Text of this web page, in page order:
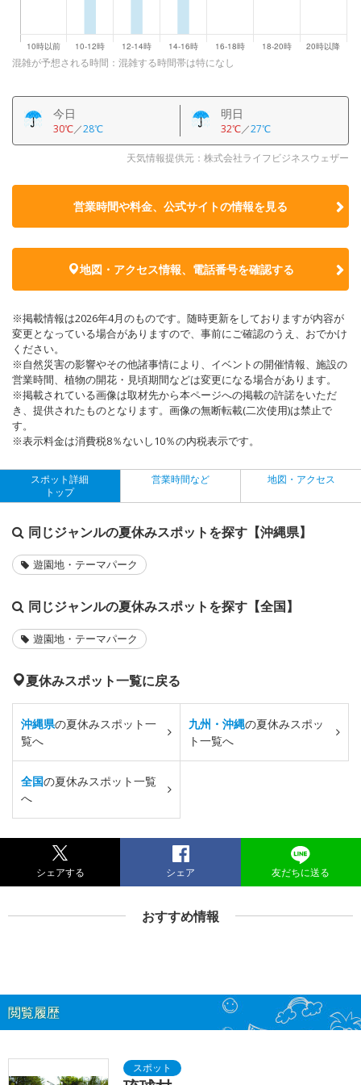
混雑が予想される時間：混雑する時間帯は特になし
今日
30℃／28℃
明日
32℃／27℃
天気情報提供元：株式会社ライフビジネスウェザー
営業時間や料金、公式サイトの情報を見る
地図・アクセス情報、電話番号を確認する
※掲載情報は2026年4月のものです。随時更新をしておりますが内容が
変更となっている場合がありますので、事前にご確認のうえ、おでかけ
ください。
※自然災害の影響やその他諸事情により、イベントの開催情報、施設の
営業時間、植物の開花・見頃期間などは変更になる場合があります。
※掲載されている画像は取材先から本ページへの掲載の許諾をいただ
き、提供されたものとなります。画像の無断転載(二次使用)は禁止で
す。
※表示料金は消費税8％ないし10％の内税表示です。
スポット詳細
トップ
営業時間など 地図・アクセス
同じジャンルの夏休みスポットを探す【沖縄県】
遊園地・テーマパーク
同じジャンルの夏休みスポットを探す【全国】
遊園地・テーマパーク
夏休みスポット一覧に戻る
沖縄県の夏休みスポット一
覧へ
九州・沖縄の夏休みスポッ
ト一覧へ
全国の夏休みスポット一覧
へ
シェアする シェア 友だちに送る
おすすめ情報
閲覧履歴